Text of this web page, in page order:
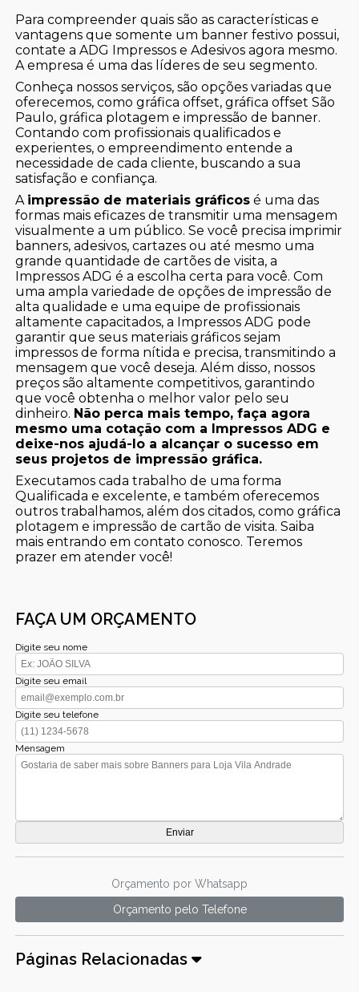
Para compreender quais são as características e
vantagens que somente um banner festivo possui,
contate a ADG Impressos e Adesivos agora mesmo.
A empresa é uma das líderes de seu segmento.
Conheça nossos serviços, são opções variadas que
oferecemos, como gráfica offset, gráfica offset São
Paulo, gráfica plotagem e impressão de banner.
Contando com profissionais qualificados e
experientes, o empreendimento entende a
necessidade de cada cliente, buscando a sua
satisfação e confiança.
A impressão de materiais gráficos é uma das
formas mais eficazes de transmitir uma mensagem
visualmente a um público. Se você precisa imprimir
banners, adesivos, cartazes ou até mesmo uma
grande quantidade de cartões de visita, a
Impressos ADG é a escolha certa para você. Com
uma ampla variedade de opções de impressão de
alta qualidade e uma equipe de profissionais
altamente capacitados, a Impressos ADG pode
garantir que seus materiais gráficos sejam
impressos de forma nítida e precisa, transmitindo a
mensagem que você deseja. Além disso, nossos
preços são altamente competitivos, garantindo
que você obtenha o melhor valor pelo seu
dinheiro. Não perca mais tempo, faça agora
mesmo uma cotação com a Impressos ADG e
deixe-nos ajudá-lo a alcançar o sucesso em
seus projetos de impressão gráfica.
Executamos cada trabalho de uma forma
Qualificada e excelente, e também oferecemos
outros trabalhamos, além dos citados, como gráfica
plotagem e impressão de cartão de visita. Saiba
mais entrando em contato conosco. Teremos
prazer em atender você!
FAÇA UM ORÇAMENTO
Digite seu nome
Digite seu email
Digite seu telefone
Mensagem
Orçamento por Whatsapp
Orçamento pelo Telefone
Páginas Relacionadas